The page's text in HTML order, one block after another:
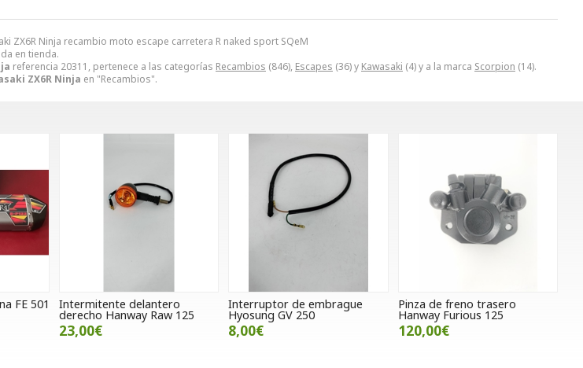
ZX6R Ninja recambio moto escape carretera R naked sport SQeM
en tienda.
referencia 20311, pertenece a las categorías Recambios (846), Escapes (36) y Kawasaki (4) y a la marca Scorpion (14).
ZX6R Ninja en "Recambios".
FE 501 Intermitente delantero
derecho Hanway Raw 125
23,00€
Interruptor de embrague
Hyosung GV 250
8,00€
Pinza de freno trasero
Hanway Furious 125
120,00€